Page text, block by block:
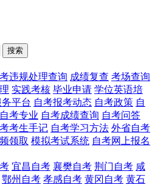
搜索
违规处理查询 成绩复查 考场查询
实践考核 毕业申请 学位英语培
平台 自考报考动态 自考政策 自
自考专业 自考成绩查询 自考问答
考生手记 自考学习方法 外省自考
领取 模拟考试系统 自考网上报名
宜昌自考 襄樊自考 荆门自考 咸
鄂州自考 孝感自考 黄冈自考 黄石